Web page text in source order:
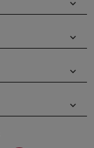
keyboard_arrow_down
keyboard_arrow_down
keyboard_arrow_down
keyboard_arrow_down